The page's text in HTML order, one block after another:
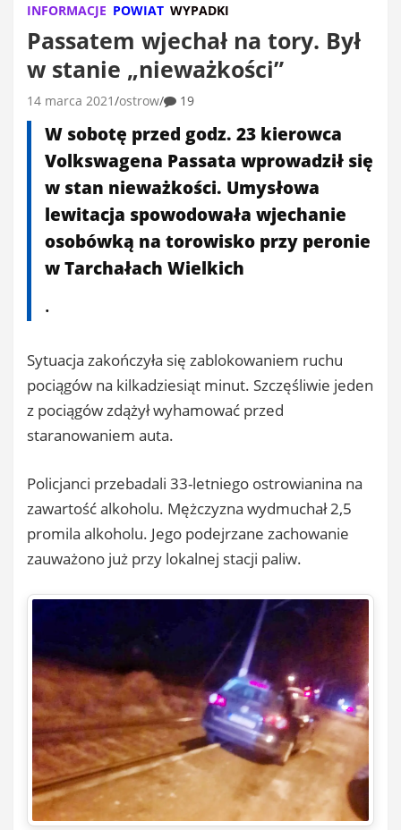
INFORMACJE POWIAT WYPADKI
Passatem wjechał na tory. Był
w stanie „nieważkości”
14 marca 2021 ostrow 19
W sobotę przed godz. 23 kierowca
Volkswagena Passata wprowadził się
w stan nieważkości. Umysłowa
lewitacja spowodowała wjechanie
osobówką na torowisko przy peronie
w Tarchałach Wielkich
.
Sytuacja zakończyła się zablokowaniem ruchu
pociągów na kilkadziesiąt minut. Szczęśliwie jeden
z pociągów zdążył wyhamować przed
staranowaniem auta.
Policjanci przebadali 33-letniego ostrowianina na
zawartość alkoholu. Mężczyzna wydmuchał 2,5
promila alkoholu. Jego podejrzane zachowanie
zauważono już przy lokalnej stacji paliw.